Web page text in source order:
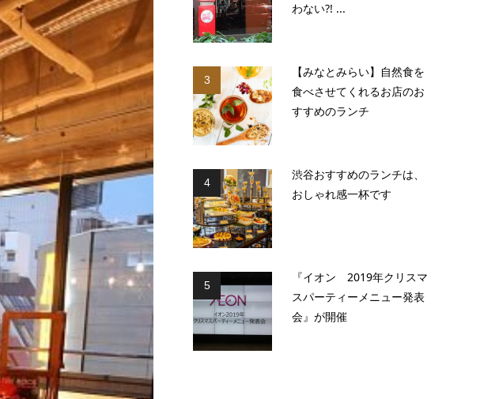
わない?! ...
3
【みなとみらい】自然食を
食べさせてくれるお店のお
すすめのランチ
4
渋谷おすすめのランチは、
おしゃれ感一杯です
5
『イオン 2019年クリスマ
スパーティーメニュー発表
会』が開催